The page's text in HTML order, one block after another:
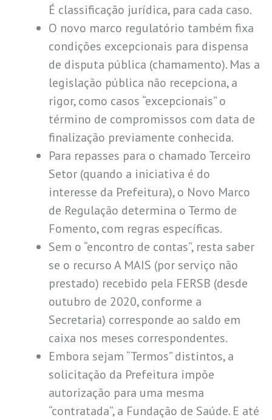
É classificação jurídica, para cada caso.
O novo marco regulatório também fixa
condições excepcionais para dispensa
de disputa pública (chamamento). Mas a
legislação pública não recepciona, a
rigor, como casos “excepcionais” o
término de compromissos com data de
finalização previamente conhecida.
Para repasses para o chamado Terceiro
Setor (quando a iniciativa é do
interesse da Prefeitura), o Novo Marco
de Regulação determina o Termo de
Fomento, com regras específicas.
Sem o “encontro de contas”, resta saber
se o recurso A MAIS (por serviço não
prestado) recebido pela FERSB (desde
outubro de 2020, conforme a
Secretaria) corresponde ao saldo em
caixa nos meses correspondentes.
Embora sejam “Termos” distintos, a
solicitação da Prefeitura impõe
autorização para uma mesma
“contratada”, a Fundação de Saúde. E até